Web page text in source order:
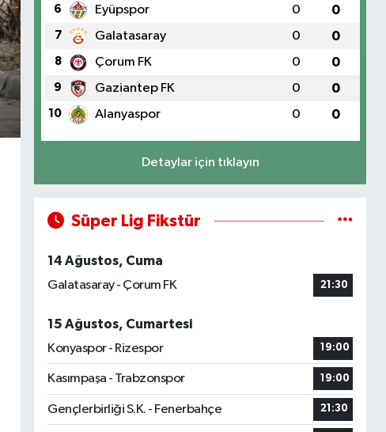
6 Eyüpspor 0 0
7 Galatasaray 0 0
8 Çorum FK 0 0
9 Gaziantep FK 0 0
10 Alanyaspor 0 0
Detaylar için tıklayın
Süper Lig Fikstür
14 Ağustos, Cuma
Galatasaray - Çorum FK
21:30
15 Ağustos, Cumartesi
Konyaspor - Rizespor
19:00
Kasımpaşa - Trabzonspor 19:00
Gençlerbirliği S.K. - Fenerbahçe 21:30